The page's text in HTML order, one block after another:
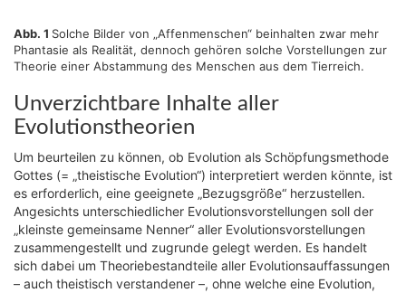
Abb. 1 Solche Bilder von „Affenmenschen“ beinhalten zwar mehr
Phantasie als Realität, dennoch gehören solche Vorstellungen zur
Theorie einer Abstammung des Menschen aus dem Tierreich.
Unverzichtbare Inhalte aller
Evolutionstheorien
Um beurteilen zu können, ob Evolution als Schöpfungsmethode
Gottes (= „theistische Evolution“) interpretiert werden könnte, ist
es erforderlich, eine geeignete „Bezugsgröße“ herzustellen.
Angesichts unterschiedlicher Evolutionsvorstellungen soll der
„kleinste gemeinsame Nenner“ aller Evolutionsvorstellungen
zusammengestellt und zugrunde gelegt werden. Es handelt
sich dabei um Theoriebestandteile aller Evolutionsauffassungen
– auch theistisch verstandener –, ohne welche eine Evolution,